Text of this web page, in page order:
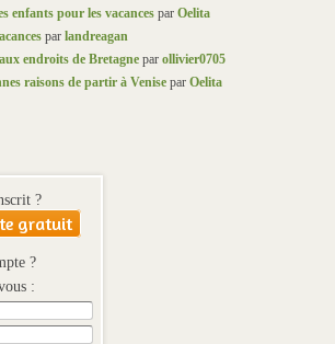
enfants pour les vacances par Oelita
par landreagan
endroits de Bretagne par ollivier0705
raisons de partir à Venise par Oelita
?
gratuit
?
: